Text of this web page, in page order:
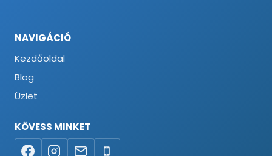
NAVIGÁCIÓ
Kezdőoldal
Blog
Üzlet
KÖVESS MINKET